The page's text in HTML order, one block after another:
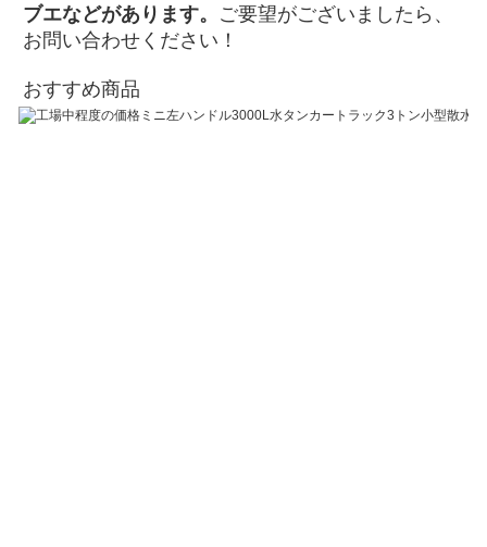
ブエなどがあります。 ご要望がございましたら、
お問い合わせください！
おすすめ商品